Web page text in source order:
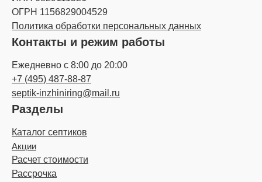
ОГРН 1156829004529
Политика обработки персональных данных
Контакты и режим работы
Ежедневно с 8:00 до 20:00
+7 (495) 487-88-87
septik-inzhiniring@mail.ru
Разделы
Каталог септиков
Акции
Расчет стоимости
Рассрочка